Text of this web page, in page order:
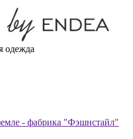
одежда
- фабрика "Фэшнстайл"